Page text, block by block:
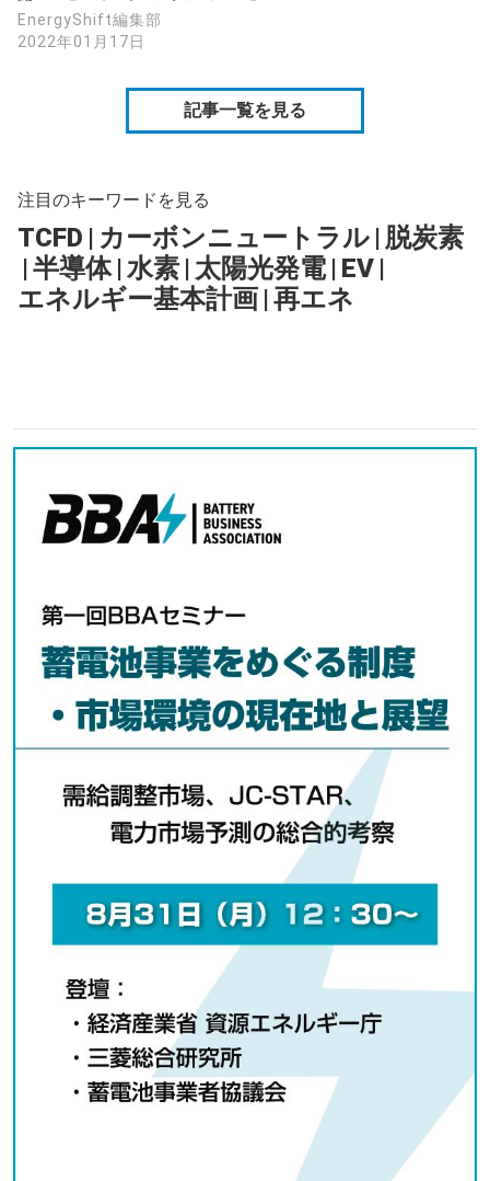
EnergyShift編集部
2022年01月17日
記事一覧を見る
注目のキーワードを見る
TCFD | カーボンニュートラル | 脱炭素
|半導体 |水素 | 太陽光発電 | EV |
エネルギー基本計画 |再エネ